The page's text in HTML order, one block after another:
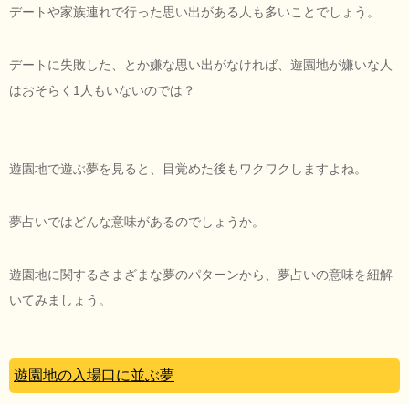
デートや家族連れで行った思い出がある人も多いことでしょう。
デートに失敗した、とか嫌な思い出がなければ、遊園地が嫌いな人
はおそらく1人もいないのでは？
遊園地で遊ぶ夢を見ると、目覚めた後もワクワクしますよね。
夢占いではどんな意味があるのでしょうか。
遊園地に関するさまざまな夢のパターンから、夢占いの意味を紐解
いてみましょう。
遊園地の入場口に並ぶ夢